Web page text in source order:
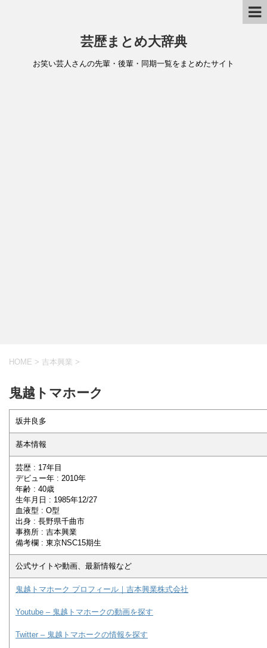
芸歴まとめ大辞典
お笑い芸人さんの先輩・後輩・同期一覧をまとめたサイト
HOME > 吉本興業 >
鬼越トマホーク
坂井良多
基本情報
芸歴 : 17年目
デビュー年 : 2010年
年齢 : 40歳
生年月日 : 1985年12/27
血液型 : O型
出身 : 長野県千曲市
事務所 : 吉本興業
備考欄 : 東京NSC15期生
公式サイトや動画、最新情報など
鬼越トマホーク プロフィール｜吉本興業株式会社
Youtube – 鬼越トマホークの動画を探す
Twitter – 鬼越トマホークの情報を探す